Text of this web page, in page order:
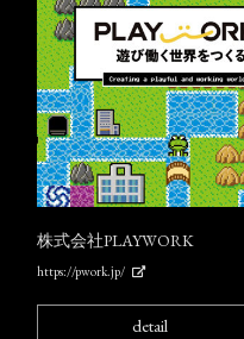
株式会社PLAYWORK
https://pwork.jp/
detail